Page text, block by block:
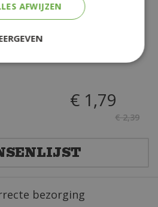
€ 2,39
€ 1,79
bezorging
AFWIJZEN